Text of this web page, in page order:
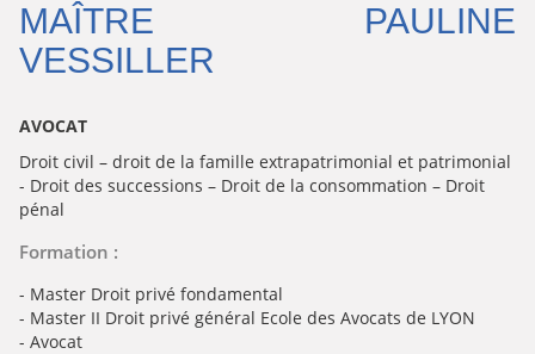
MAÎTRE PAULINE
VESSILLER
AVOCAT
Droit civil – droit de la famille extrapatrimonial et patrimonial
- Droit des successions – Droit de la consommation – Droit
pénal
Formation :
- Master Droit privé fondamental
- Master II Droit privé général Ecole des Avocats de LYON
- Avocat